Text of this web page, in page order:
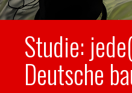
Studie:
Deutsche